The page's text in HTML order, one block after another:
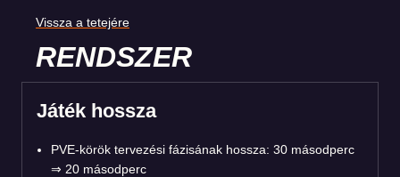
Vissza a tetejére
RENDSZER
Játék hossza
PVE-körök tervezési fázisának hossza: 30 másodperc
⇒ 20 másodperc